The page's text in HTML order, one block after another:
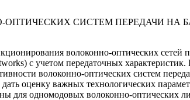
СИСТЕМ ПЕРЕДАЧИ НА
волоконно-оптических сетей
с учетом передаточных характеристик.
волоконно-оптических систем
оценку важных технологических
для одномодовых волоконно-оптических